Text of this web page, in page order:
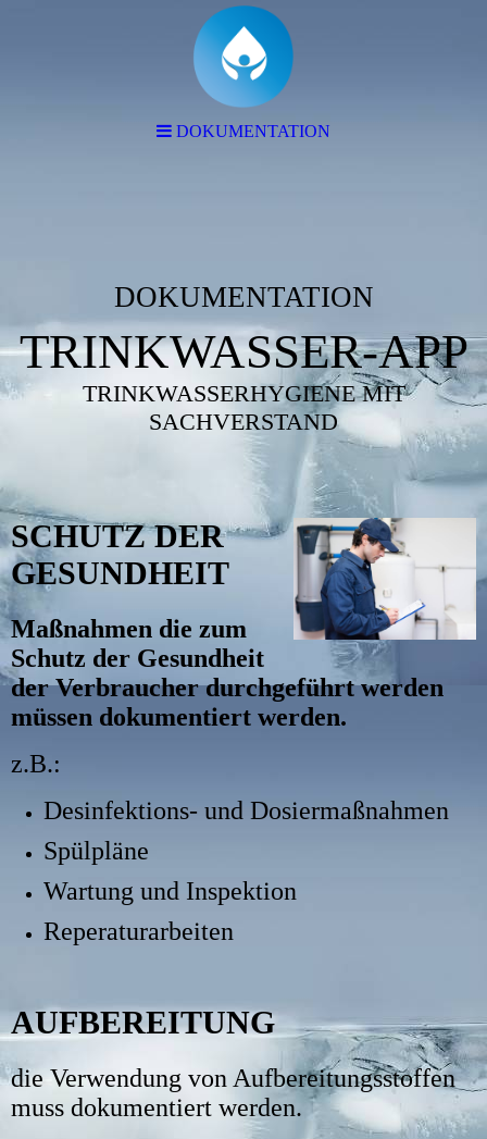
DOKUMENTATION
TRINKWASSER-APP
TRINKWASSERHYGIENE MIT
SACHVERSTAND
SCHUTZ DER
GESUNDHEIT
Maßnahmen die zum
Schutz der Gesundheit
der Verbraucher durchgeführt werden
müssen dokumentiert werden.
z.B.:
Desinfektions- und Dosiermaßnahmen
Spülpläne
Wartung und Inspektion
Reperaturarbeiten
AUFBEREITUNG
die Verwendung von Aufbereitungsstoffen
muss dokumentiert werden.
DOKUMENTATION